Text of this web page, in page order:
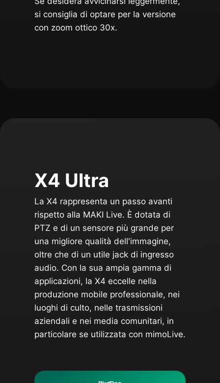
si consiglia di optare per la versione
con zoom ottico 30x.
X4 Ultra
La X4 rappresenta un passo avanti
rispetto alla MAKI Live. È dotata di
PTZ e di un sensore più grande per
una migliore qualità dell'immagine,
oltre che di un utile jack di ingresso
audio. Con la sua ampia gamma di
applicazioni, la X4 eccelle nella
produzione mobile professionale, nei
luoghi di culto, nelle trasmissioni
aziendali e nei media comunitari, in
particolare se utilizzata con mimoLive.